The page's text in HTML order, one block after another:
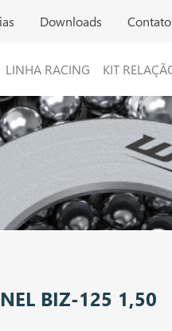
Downloads Contato
LINHA RACING KIT
BIZ-125 1,50